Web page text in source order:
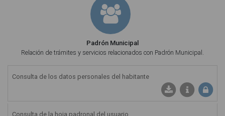
Padrón Municipal
Relación de trámites y servicios relacionados con Padrón Municipal.
Consulta de los datos personales del habitante
Consulta de la hoja padronal del usuario